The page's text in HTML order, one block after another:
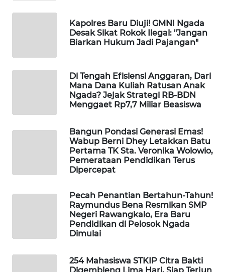
Kapolres Baru Diuji! GMNI Ngada
Desak Sikat Rokok Ilegal: "Jangan
Biarkan Hukum Jadi Pajangan"
Di Tengah Efisiensi Anggaran, Dari
Mana Dana Kuliah Ratusan Anak
Ngada? Jejak Strategi RB-BDN
Menggaet Rp7,7 Miliar Beasiswa
Bangun Pondasi Generasi Emas!
Wabup Berni Dhey Letakkan Batu
Pertama TK Sta. Veronika Wolowio,
Pemerataan Pendidikan Terus
Dipercepat
Pecah Penantian Bertahun-Tahun!
Raymundus Bena Resmikan SMP
Negeri Rawangkalo, Era Baru
Pendidikan di Pelosok Ngada
Dimulai
254 Mahasiswa STKIP Citra Bakti
MAWAKA
LPKKI